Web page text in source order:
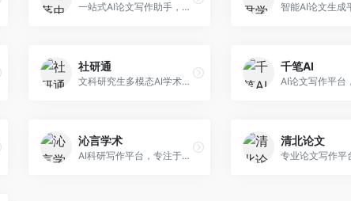
一站式AI论文写作助手，覆盖学术写作全场景。面向高校学生和科研人员，提供开题报告、文献综述、论文正文等写作服务，支持多学科多类型论文，操作简便。
社研通
文科研究生多模态AI学术写作平台。面向文科研究生和社科研究者，提供文献综述、理论分析、定性研究辅助等服务，文科研究方法论支持完善。
千笔AI
沁言学术
AI科研写作平台，专注于学术研究辅助。面向研究生和科研工作者，提供文献分析、研究方法指导、论文撰写等服务，学术资源丰富，研究支持全面。
清北论文